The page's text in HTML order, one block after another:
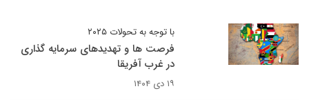
با توجه به تحولات ۲۰۲۵
فرصت ها و تهدیدهای سرمایه گذاری
در غرب آفریقا
۱۹ دی ۱۴۰۴